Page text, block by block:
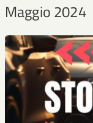
Maggio 2024